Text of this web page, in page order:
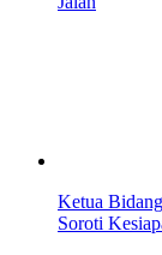
Ketua
Soroti